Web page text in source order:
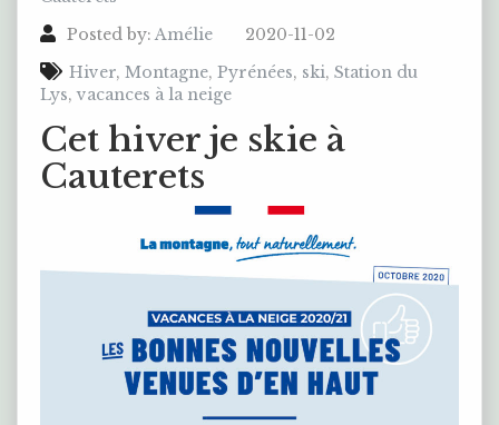
Posted by: Amélie
2020-11-02
Hiver, Montagne, Pyrénées, ski, Station du
Lys,vacances à la neige
Cet hiver je skie à
Cauterets